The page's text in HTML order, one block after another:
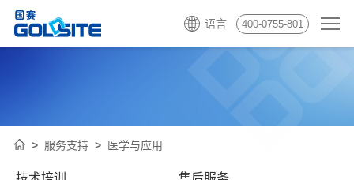
400-0755-801
语言
服务支持 医学与应用